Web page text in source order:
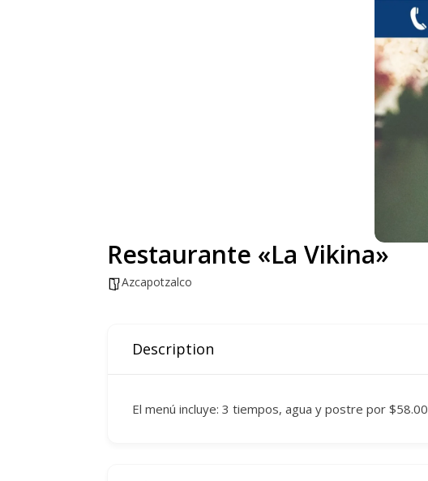
Restaurante «La Vikina»
Azcapotzalco
Description
El menú incluye: 3 tiempos, agua y postre por $58.00